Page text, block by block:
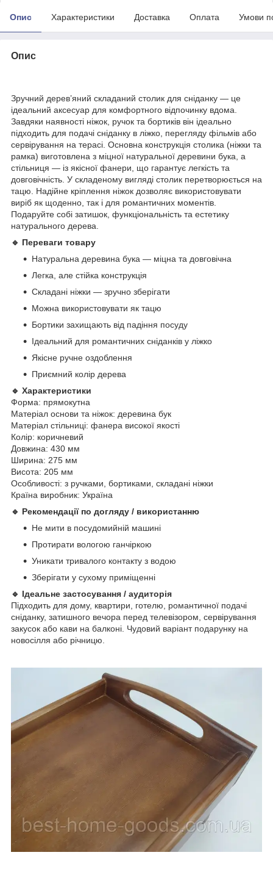
Опис Характеристики Доставка Оплата Умови
Опис
Зручний дерев’яний складаний столик для сніданку — це
ідеальний аксесуар для комфортного відпочинку вдома.
Завдяки наявності ніжок, ручок та бортиків він ідеально
підходить для подачі сніданку в ліжко, перегляду фільмів або
сервірування на терасі. Основна конструкція столика (ніжки та
рамка) виготовлена з міцної натуральної деревини бука, а
стільниця — із якісної фанери, що гарантує легкість та
довговічність. У складеному вигляді столик перетворюється на
тацю. Надійне кріплення ніжок дозволяє використовувати
виріб як щоденно, так і для романтичних моментів.
Подаруйте собі затишок, функціональність та естетику
натурального дерева.
🔹 Переваги товару
Натуральна деревина бука — міцна та довговічна
Легка, але стійка конструкція
Складані ніжки — зручно зберігати
Можна використовувати як тацю
Бортики захищають від падіння посуду
Ідеальний для романтичних сніданків у ліжко
Якісне ручне оздоблення
Приємний колір дерева
🔹 Характеристики
Форма: прямокутна
Матеріал основи та ніжок: деревина бук
Матеріал стільниці: фанера високої якості
Колір: коричневий
Довжина: 430 мм
Ширина: 275 мм
Висота: 205 мм
Особливості: з ручками, бортиками, складані ніжки
Країна виробник: Україна
🔹 Рекомендації по догляду / використанню
Не мити в посудомийній машині
Протирати вологою ганчіркою
Уникати тривалого контакту з водою
Зберігати у сухому приміщенні
🔹 Ідеальне застосування / аудиторія
Підходить для дому, квартири, готелю, романтичної подачі
сніданку, затишного вечора перед телевізором, сервірування
закусок або кави на балконі. Чудовий варіант подарунку на
новосілля або річницю.